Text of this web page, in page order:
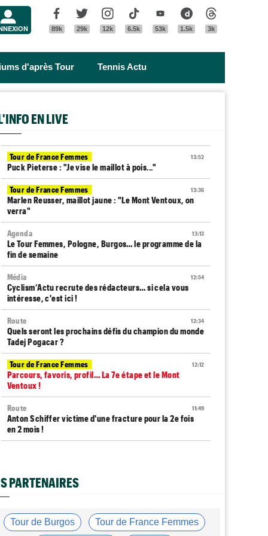
Facebook
89k
Twitter
29k
Instagram
12k
Tik Tok
6.5k
Youtube
53k
Dailymotion
1.5k 3k
d'après Tour Tennis Actu
EN LIVE
13:52
Tour de France Femmes
Puck Pieterse : "Je vise le maillot à pois..."
13:36
Tour de France Femmes
Marlen Reusser, maillot jaune : "Le Mont Ventoux, on
verra"
13:13
Agenda
Le Tour Femmes, Pologne, Burgos… le programme de la
fin de semaine
12:54
Média
Cyclism’Actu recrute des rédacteurs… si cela vous
intéresse, c'est ici !
12:34
Route
Quels seront les prochains défis du champion du monde
Tadej Pogacar ?
12:12
Tour de France Femmes
Parcours, favoris, profil… La 7e étape et le Mont
Ventoux !
11:49
Route
Anton Schiffer victime d'une fracture pour la 2e fois
en 2 mois !
Tour de France Femmes
10:56
Tour d'Espagne
PARTENAIRES
Tour de Burgos Tour de France Femmes